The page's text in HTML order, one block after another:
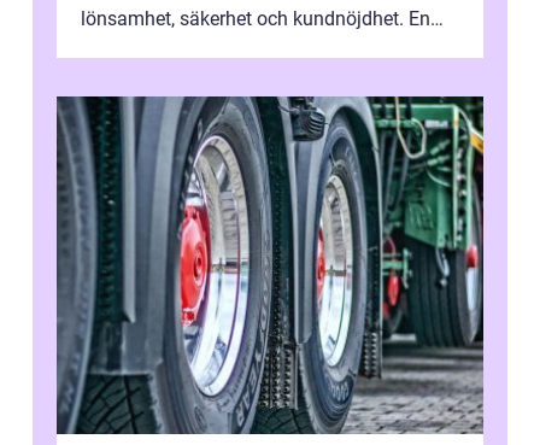
lönsamhet, säkerhet och kundnöjdhet. En